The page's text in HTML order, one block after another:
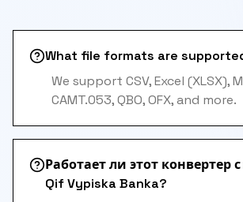
What file formats are
We support CSV, Excel (XLSX),
CAMT.053, QBO, OFX, and more.
Работает ли этот конвертер
Qif Vypiska Banka?